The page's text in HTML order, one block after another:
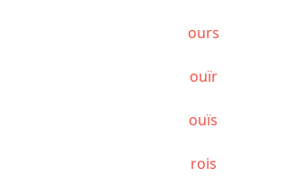
ours
ouïr
ouïs
rois